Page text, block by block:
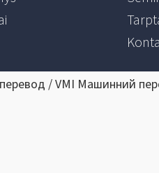
/ VMI Машинний